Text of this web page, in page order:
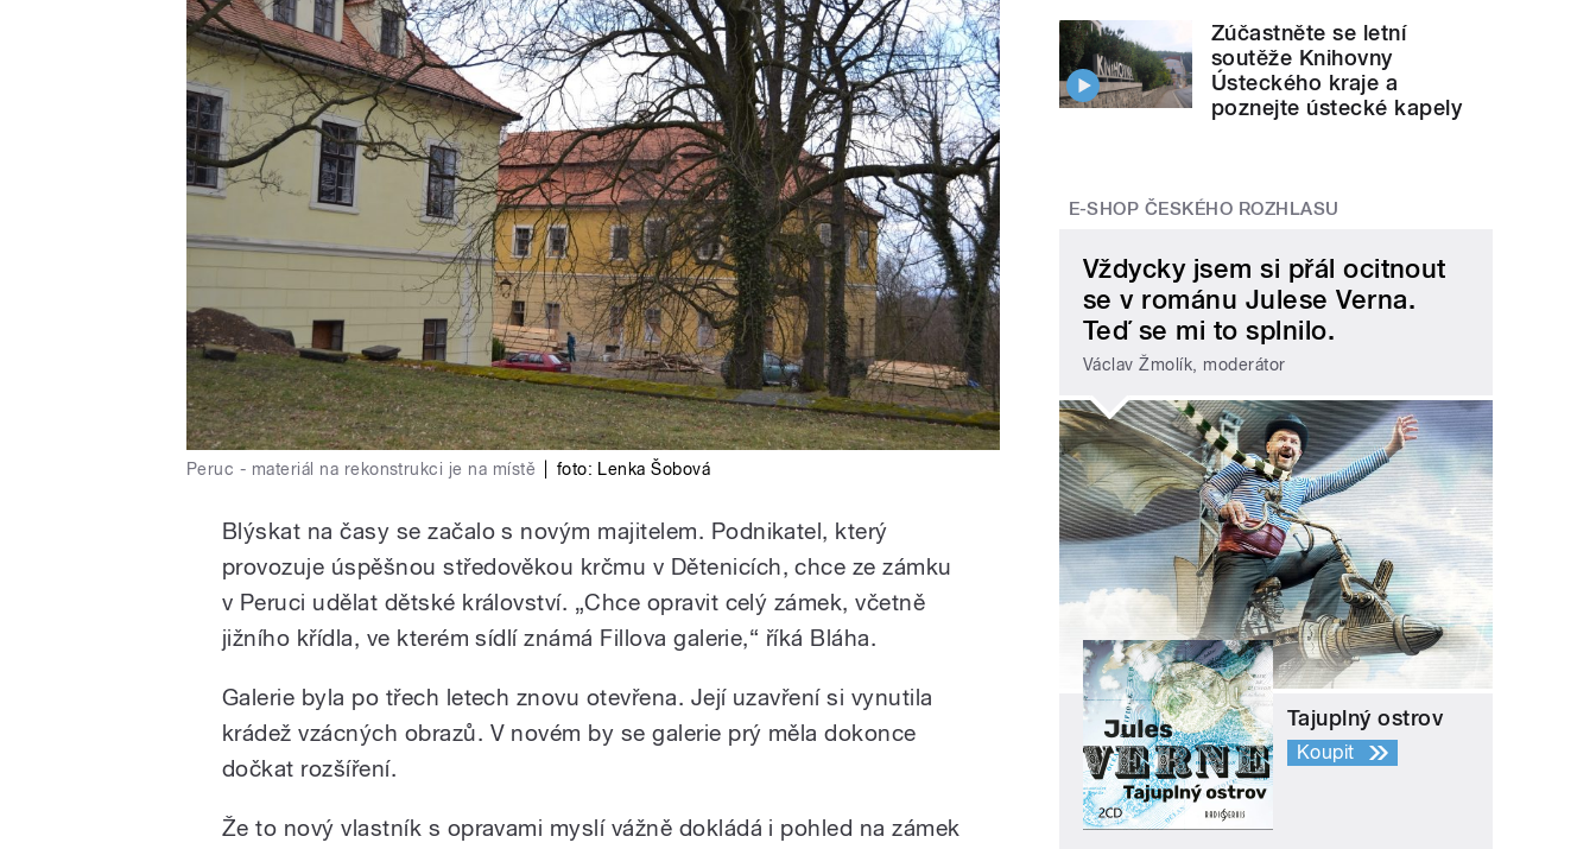
Peruc - materiál na rekonstrukci je na místě foto: Lenka Šobová
Blýskat na časy se začalo s novým majitelem. Podnikatel, který
provozuje úspěšnou středověkou krčmu v Dětenicích, chce ze zámku
v Peruci udělat dětské království. „Chce opravit celý zámek, včetně
jižního křídla, ve kterém sídlí známá Fillova galerie,“ říká Bláha.
Galerie byla po třech letech znovu otevřena. Její uzavření si vynutila
krádež vzácných obrazů. V novém by se galerie prý měla dokonce
dočkat rozšíření.
Že to nový vlastník s opravami myslí vážně dokládá i pohled na zámek
Zúčastněte se letní
soutěže Knihovny
Ústeckého kraje a
poznejte ústecké kapely
E-SHOP ČESKÉHO ROZHLASU
Vždycky jsem si přál ocitnout
se v románu Julese Verna.
Teď se mi to splnilo.
Václav Žmolík, moderátor
Tajuplný ostrov
Koupit